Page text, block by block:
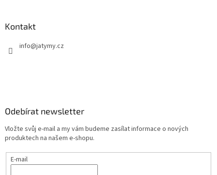
Kontakt
info@jatymy.cz
Odebírat newsletter
Vložte svůj e-mail a my vám budeme zasílat informace o nových
produktech na našem e-shopu.
E-mail